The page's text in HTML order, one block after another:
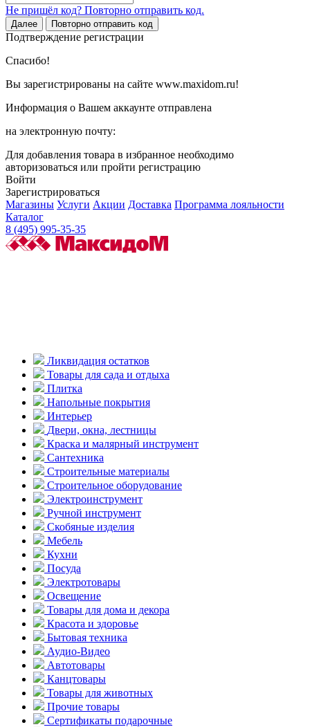
Не пришёл код? Повторно отправить код.
Далее Повторно отправить код
Подтверждение регистрации
Спасибо!
Вы зарегистрированы на сайте www.maxidom.ru!
Информация о Вашем аккаунте отправлена
на электронную почту:
Для добавления товара в избранное необходимо
авторизоваться или пройти регистрацию
Войти
Зарегистрироваться
Магазины Услуги Акции Доставка Программа лояльности
Каталог
8 (495) 995-35-35
Ликвидация остатков
Товары для сада и отдыха
Плитка
Напольные покрытия
Интерьер
Двери, окна, лестницы
Краска и малярный инструмент
Сантехника
Строительные материалы
Строительное оборудование
Электроинструмент
Ручной инструмент
Скобяные изделия
Мебель
Кухни
Посуда
Электротовары
Освещение
Товары для дома и декора
Красота и здоровье
Бытовая техника
Аудио-Видео
Автотовары
Канцтовары
Товары для животных
Прочие товары
Сертификаты подарочные